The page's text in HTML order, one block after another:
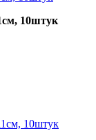
10штук